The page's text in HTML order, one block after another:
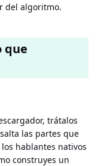
del algoritmo.
que
trátalos
las partes que
hablantes nativos
construyes un